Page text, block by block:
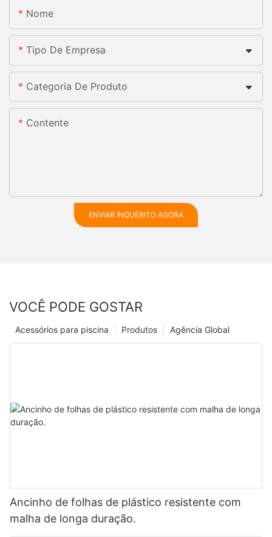
Nome
Tipo De Empresa
Categoria De Produto
Contente
ENVIAR INQUÉRITO AGORA
VOCÊ PODE GOSTAR
Agência Global
Produtos
Acessórios para piscina
Ancinho de folhas de plástico resistente com
malha de longa duração.